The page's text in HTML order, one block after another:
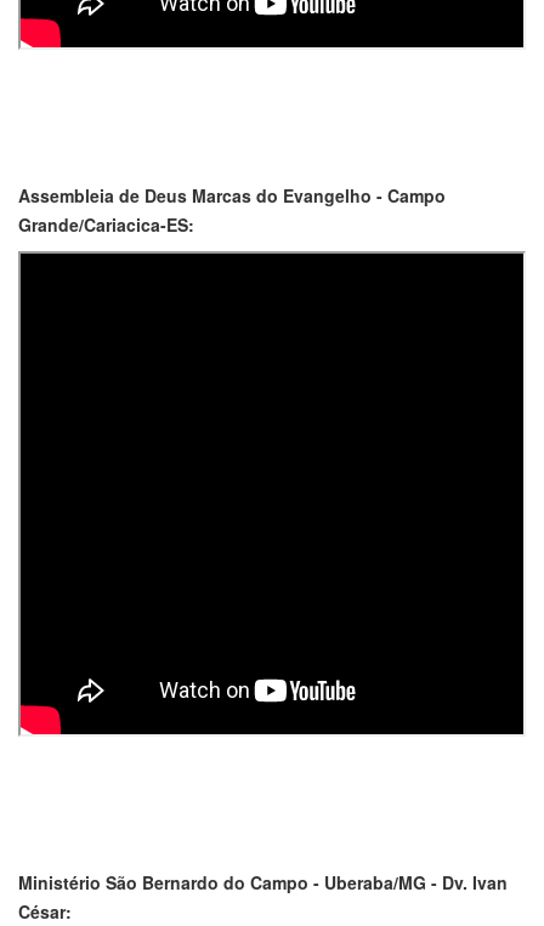
Assembleia de Deus Marcas do Evangelho - Campo
Grande/Cariacica-ES:
Ministério São Bernardo do Campo - Uberaba/MG - Dv. Ivan
César: